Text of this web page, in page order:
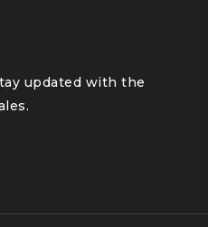
updated with the